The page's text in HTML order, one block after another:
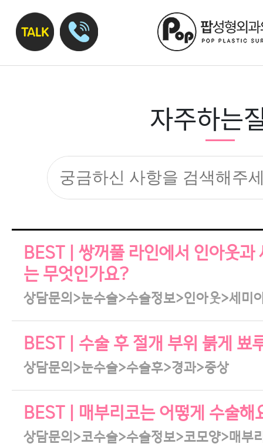
자주하는
BEST | 쌍꺼풀 라인에서 인아웃과
는 무엇인가요?
상담문의>눈수술>수술정보>인아웃>세미
BEST | 수술 후 절개 부위 붉게 뾰
상담문의>눈수술>수술후>경과>증상
BEST | 매부리코는 어떻게 수술해
상담문의>코수술>수술정보>코모양>매부